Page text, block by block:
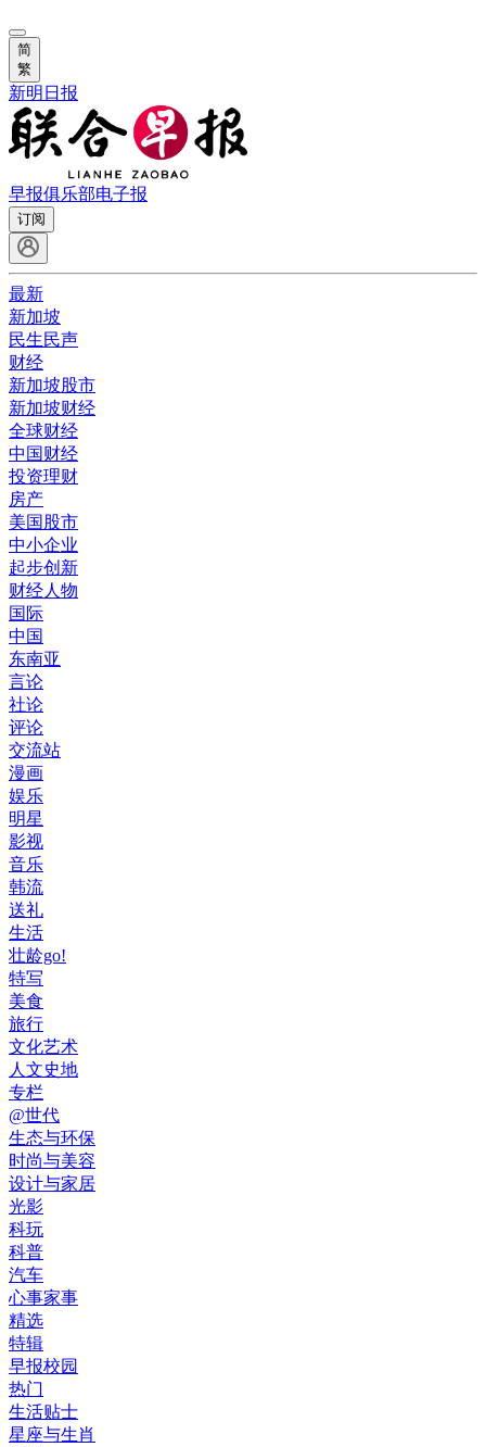
简
繁
新明日报
早报俱乐部电子报
订阅
最新
新加坡
民生民声
财经
新加坡股市
新加坡财经
全球财经
中国财经
投资理财
房产
美国股市
中小企业
起步创新
财经人物
国际
中国
东南亚
言论
社论
评论
交流站
漫画
娱乐
明星
影视
音乐
韩流
送礼
生活
壮龄go!
特写
美食
旅行
文化艺术
人文史地
专栏
@世代
生态与环保
时尚与美容
设计与家居
光影
科玩
科普
汽车
心事家事
精选
特辑
早报校园
热门
生活贴士
星座与生肖